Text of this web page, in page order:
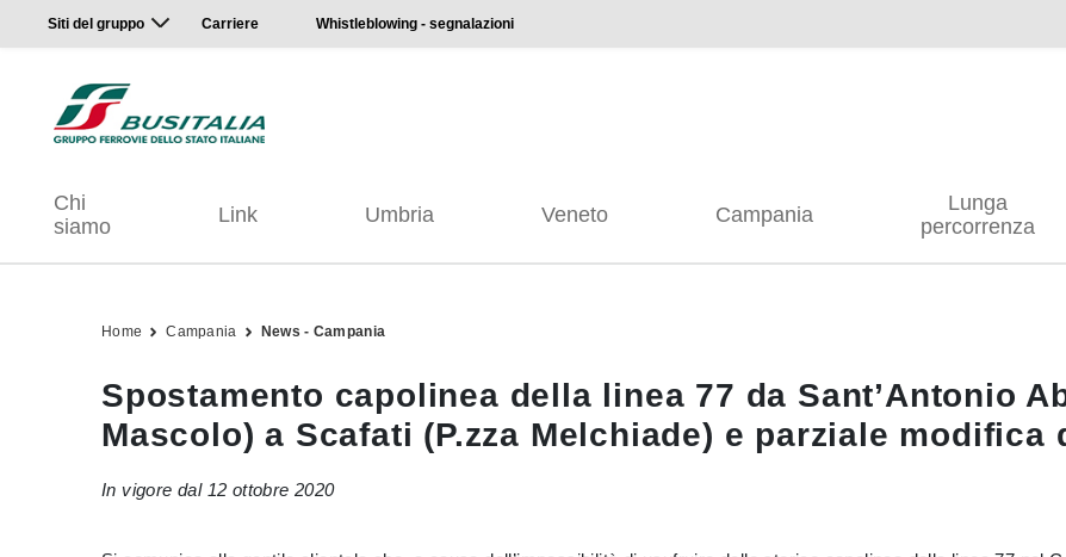
Siti del gruppo Carriere Whistleblowing - segnalazioni
Chi
siamo
Link Umbria Veneto Campania
Lunga
percorrenza
Home Campania News - Campania
Spostamento capolinea della linea 77 da Sant’Antonio
Mascolo) a Scafati (P.zza Melchiade) e parziale modifica
In vigore dal 12 ottobre 2020